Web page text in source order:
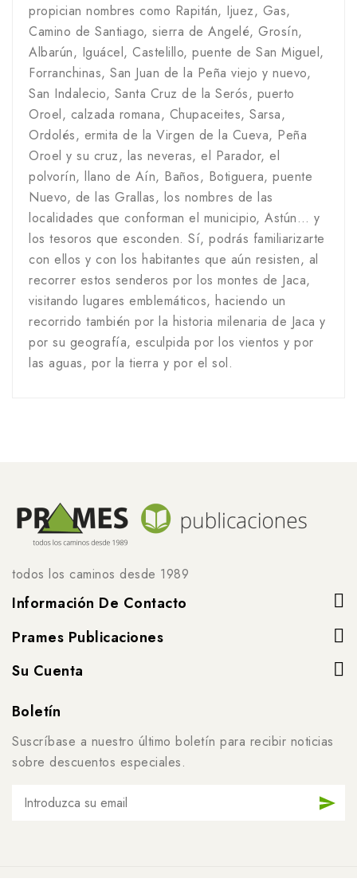
propician nombres como Rapitán, Ijuez, Gas,
Camino de Santiago, sierra de Angelé, Grosín,
Albarún, Iguácel, Castelillo, puente de San Miguel,
Forranchinas, San Juan de la Peña viejo y nuevo,
San Indalecio, Santa Cruz de la Serós, puerto
Oroel, calzada romana, Chupaceites, Sarsa,
Ordolés, ermita de la Virgen de la Cueva, Peña
Oroel y su cruz, las neveras, el Parador, el
polvorín, llano de Aín, Baños, Botiguera, puente
Nuevo, de las Grallas, los nombres de las
localidades que conforman el municipio, Astún… y
los tesoros que esconden. Sí, podrás familiarizarte
con ellos y con los habitantes que aún resisten, al
recorrer estos senderos por los montes de Jaca,
visitando lugares emblemáticos, haciendo un
recorrido también por la historia milenaria de Jaca y
por su geografía, esculpida por los vientos y por
las aguas, por la tierra y por el sol.
todos los caminos desde 1989
Información De Contacto
Prames Publicaciones
Su Cuenta
Boletín
Suscríbase a nuestro último boletín para recibir noticias
sobre descuentos especiales.